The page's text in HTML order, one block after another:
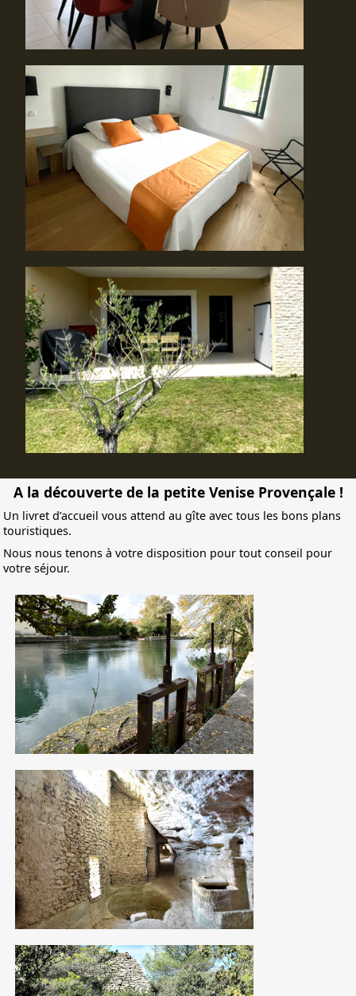
A la découverte de la petite Venise Provençale !
Un livret d’accueil vous attend au gîte avec tous les bons plans
touristiques.
Nous nous tenons à votre disposition pour tout conseil pour
votre séjour.